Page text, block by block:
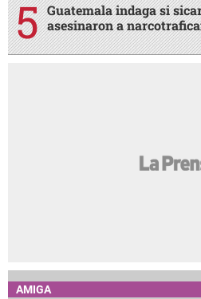
Guatemala indaga si
asesinaron a
AMIGA